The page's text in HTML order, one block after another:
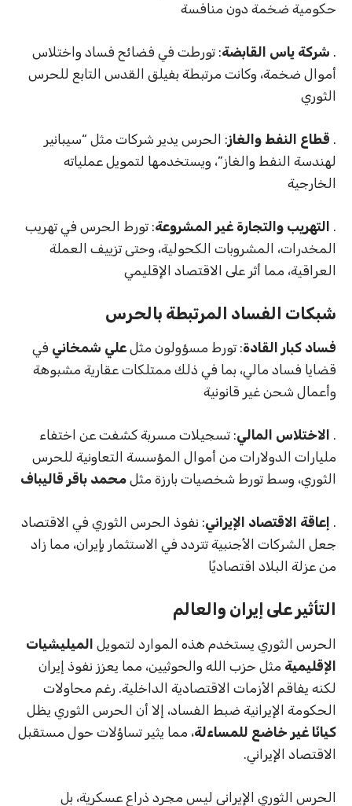
حكومية ضخمة دون منافسة
. شركة ياس القابضة: تورطت في فضائح فساد واختلاس
أموال ضخمة، وكانت مرتبطة بفيلق القدس التابع للحرس
الثوري
. قطاع النفط والغاز: الحرس يدير شركات مثل “سيبانير
لهندسة النفط والغاز”، ويستخدمها لتمويل عملياته
الخارجية
. التهريب والتجارة غير المشروعة: تورط الحرس في تهريب
المخدرات، المشروبات الكحولية، وحتى تزييف العملة
العراقية، مما أثر على الاقتصاد الإقليمي
شبكات الفساد المرتبطة بالحرس
فساد كبار القادة: تورط مسؤولون مثل علي شمخاني في
قضايا فساد مالي، بما في ذلك ممتلكات عقارية مشبوهة
وأعمال شحن غير قانونية
. الاختلاس المالي: تسجيلات مسربة كشفت عن اختفاء
مليارات الدولارات من أموال المؤسسة التعاونية للحرس
الثوري، وسط تورط شخصيات بارزة مثل محمد باقر قاليباف
. إعاقة الاقتصاد الإيراني: نفوذ الحرس الثوري في الاقتصاد
جعل الشركات الأجنبية تتردد في الاستثمار بإيران، مما زاد
من عزلة البلاد اقتصاديًا
التأثير على إيران والعالم
الحرس الثوري يستخدم هذه الموارد لتمويل الميليشيات
الإقليمية مثل حزب الله والحوثيين، مما يعزز نفوذ إيران
لكنه يفاقم الأزمات الاقتصادية الداخلية. رغم محاولات
الحكومة الإيرانية ضبط الفساد، إلا أن الحرس الثوري يظل
كيانًا غير خاضع للمساءلة، مما يثير تساؤلات حول مستقبل
الاقتصاد الإيراني.
الحرس الثوري الإيراني ليس مجرد ذراع عسكرية، بل